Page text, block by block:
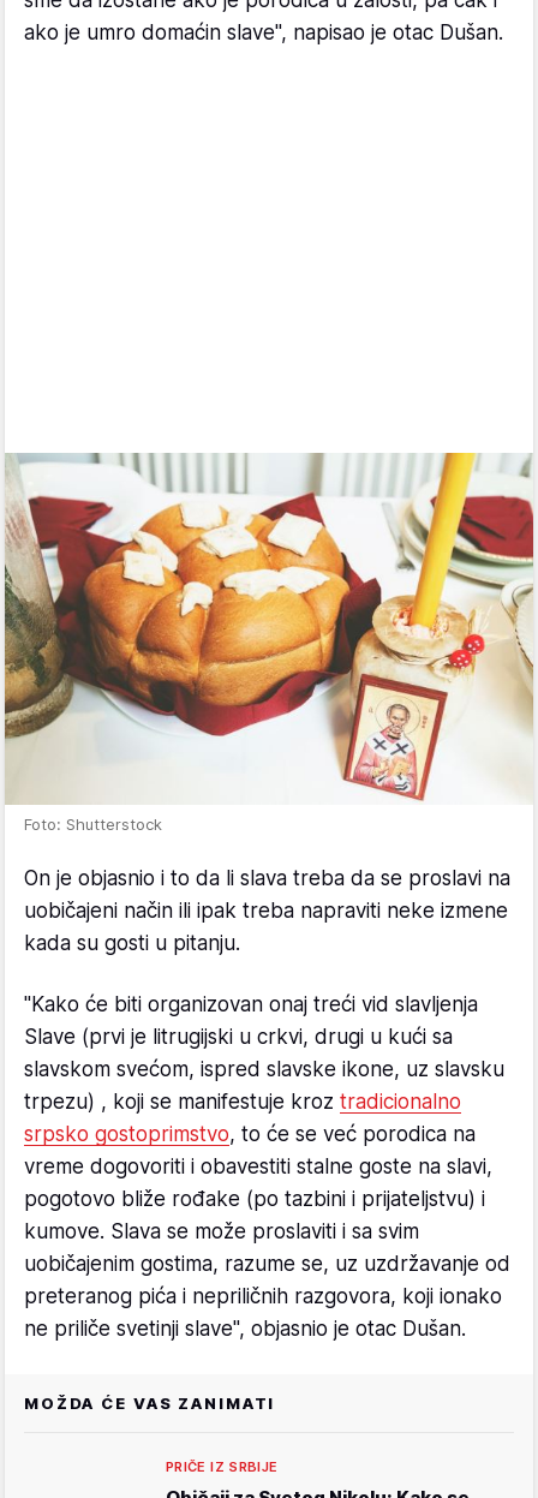
ako je umro domaćin slave", napisao je otac Dušan.
Foto: Shutterstock
On je objasnio i to da li slava treba da se proslavi na
uobičajeni način ili ipak treba napraviti neke izmene
kada su gosti u pitanju.
"Kako će biti organizovan onaj treći vid slavljenja
Slave (prvi je litrugijski u crkvi, drugi u kući sa
slavskom svećom, ispred slavske ikone, uz slavsku
trpezu) , koji se manifestuje kroz tradicionalno
srpsko gostoprimstvo, to će se već porodica na
vreme dogovoriti i obavestiti stalne goste na slavi,
pogotovo bliže rođake (po tazbini i prijateljstvu) i
kumove. Slava se može proslaviti i sa svim
uobičajenim gostima, razume se, uz uzdržavanje od
preteranog pića i nepriličnih razgovora, koji ionako
ne priliče svetinji slave", objasnio je otac Dušan.
MOŽDA ĆE VAS ZANIMATI
PRIČE IZ SRBIJE